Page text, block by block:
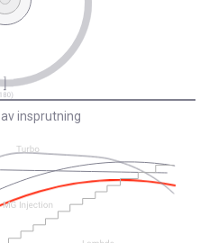
insprutning